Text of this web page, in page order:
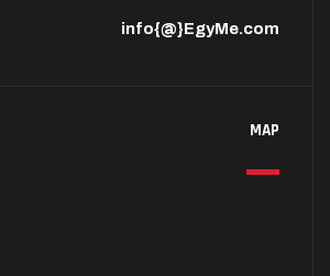
info{@}EgyMe.com
MAP